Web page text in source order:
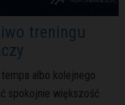
treningu
albo kolejnego
spokojnie większość